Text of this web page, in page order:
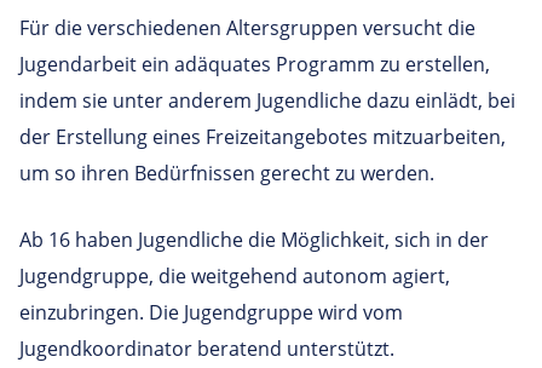
Für die verschiedenen Altersgruppen versucht die
Jugendarbeit ein adäquates Programm zu erstellen,
indem sie unter anderem Jugendliche dazu einlädt, bei
der Erstellung eines Freizeitangebotes mitzuarbeiten,
um so ihren Bedürfnissen gerecht zu werden.
Ab 16 haben Jugendliche die Möglichkeit, sich in der
Jugendgruppe, die weitgehend autonom agiert,
einzubringen. Die Jugendgruppe wird vom
Jugendkoordinator beratend unterstützt.